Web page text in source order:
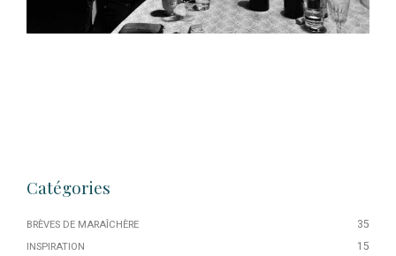
Catégories
BRÈVES DE MARAÎCHÈRE 35
INSPIRATION 15